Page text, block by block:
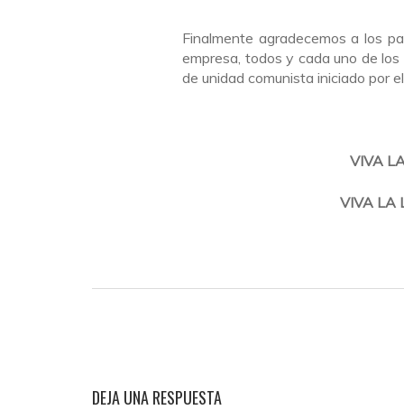
Finalmente agradecemos a los
empresa, todos y cada uno de
de unidad comunista iniciado por
VIVA
VIVA LA
DEJA UNA RESPUESTA